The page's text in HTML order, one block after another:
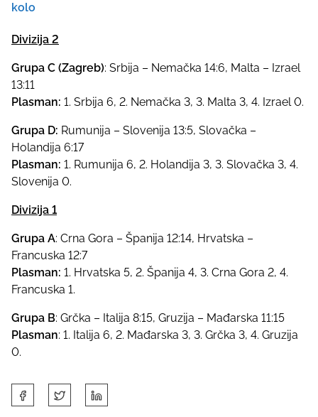
kolo
Divizija 2
Grupa C (Zagreb): Srbija – Nemačka 14:6, Malta – Izrael
13:11
Plasman: 1. Srbija 6, 2. Nemačka 3, 3. Malta 3, 4. Izrael 0.
Grupa D: Rumunija – Slovenija 13:5, Slovačka –
Holandija 6:17
Plasman: 1. Rumunija 6, 2. Holandija 3, 3. Slovačka 3, 4.
Slovenija 0.
Divizija 1
Grupa A: Crna Gora – Španija 12:14, Hrvatska –
Francuska 12:7
Plasman: 1. Hrvatska 5, 2. Španija 4, 3. Crna Gora 2, 4.
Francuska 1.
Grupa B: Grčka – Italija 8:15, Gruzija – Mađarska 11:15
Plasman: 1. Italija 6, 2. Mađarska 3, 3. Grčka 3, 4. Gruzija
0.
h